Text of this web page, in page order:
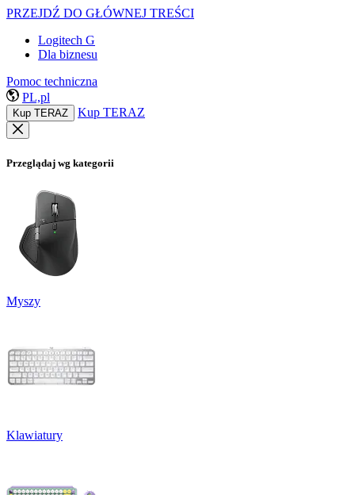
PRZEJDŹ DO GŁÓWNEJ TREŚCI
Logitech G
Dla biznesu
Pomoc techniczna
PL,pl
Kup TERAZ Kup TERAZ
Przeglądaj wg kategorii
Myszy
Klawiatury